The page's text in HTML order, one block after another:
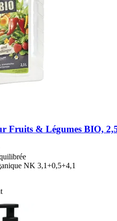
Fruits & Légumes BIO,
NK 3,1+0,5+4,1